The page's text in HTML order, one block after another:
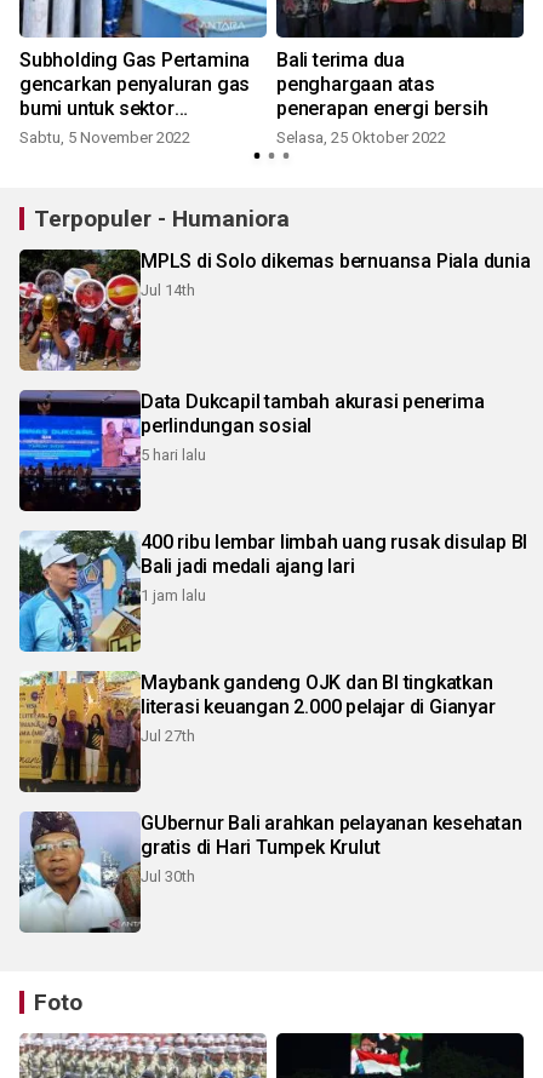
Subholding Gas Pertamina
gencarkan penyaluran gas
bumi untuk sektor
pariwisata Bali
Sabtu, 5 November 2022
Bali terima dua
penghargaan atas
penerapan energi bersih
Selasa, 25 Oktober 2022
Terpopuler - Humaniora
MPLS di Solo dikemas bernuansa Piala dunia
Jul 14th
Data Dukcapil tambah akurasi penerima
perlindungan sosial
5 hari lalu
400 ribu lembar limbah uang rusak disulap BI
Bali jadi medali ajang lari
1 jam lalu
Maybank gandeng OJK dan BI tingkatkan
literasi keuangan 2.000 pelajar di Gianyar
Jul 27th
GUbernur Bali arahkan pelayanan kesehatan
gratis di Hari Tumpek Krulut
Jul 30th
Foto